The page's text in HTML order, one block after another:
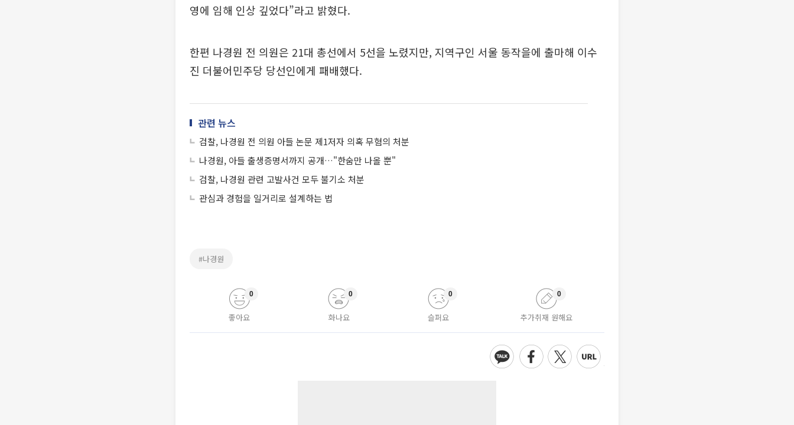
영에 임해 인상 깊었다”라고 밝혔다.
한편 나경원 전 의원은 21대 총선에서 5선을 노렸지만, 지역구인 서울 동작을에 출마해 이수
진 더불어민주당 당선인에게 패배했다.
관련 뉴스
검찰, 나경원 전 의원 아들 논문 제1저자 의혹 무혐의 처분
나경원, 아들 출생증명서까지 공개…"한숨만 나올 뿐"
검찰, 나경원 관련 고발사건 모두 불기소 처분
관심과 경험을 일거리로 설계하는 법
#나경원
좋아요
0
화나요
0
슬퍼요
0
추가취재 원해요
0